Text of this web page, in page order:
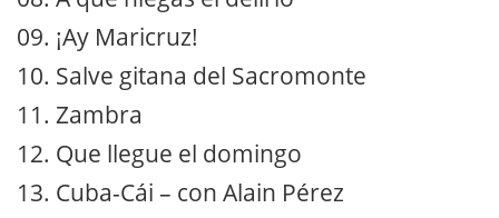
09. ¡Ay Maricruz!
10. Salve gitana del Sacromonte
11. Zambra
12. Que llegue el domingo
13. Cuba-Cái – con Alain Pérez